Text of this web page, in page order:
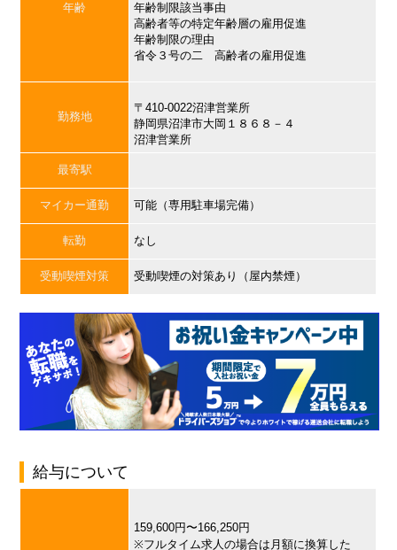
年齢
年齢制限該当事由
高齢者等の特定年齢層の雇用促進
年齢制限の理由
省令３号の二 高齢者の雇用促進
勤務地
〒410-0022沼津営業所
静岡県沼津市大岡１８６８－４
沼津営業所
最寄駅
マイカー通勤 可能（専用駐車場完備）
転勤 なし
受動喫煙対策 受動喫煙の対策あり（屋内禁煙）
給与について
159,600円〜166,250円
※フルタイム求人の場合は月額に換算した